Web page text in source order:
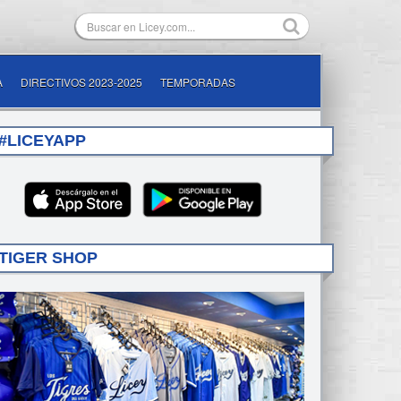
DIRECTIVOS 2023-2025 TEMPORADAS
SHOP